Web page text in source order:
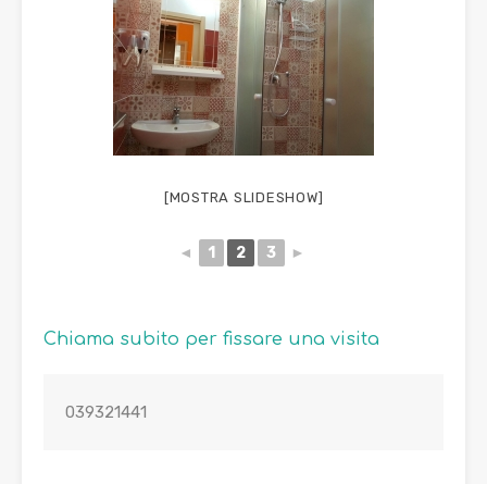
[MOSTRA SLIDESHOW]
◄ 1 2 3 ►
Chiama subito per fissare una visita
039321441